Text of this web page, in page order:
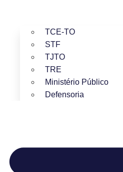
TCE-TO
STF
TJTO
TRE
Ministério Público
Defensoria